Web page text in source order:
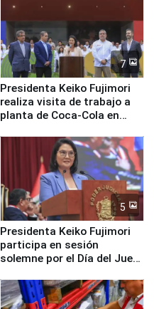
7
Presidenta Keiko Fujimori
realiza visita de trabajo a
planta de Coca-Cola en
5
Presidenta Keiko Fujimori
participa en sesión
solemne por el Día del Juez